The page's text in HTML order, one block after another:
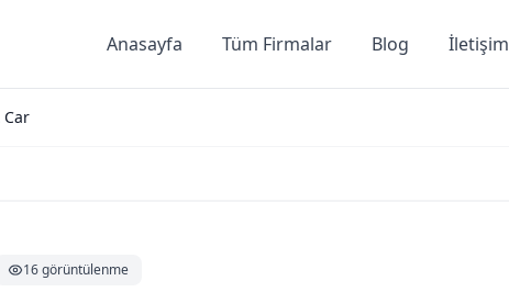
Anasayfa Tüm Firmalar Blog İletişim
16 görüntülenme